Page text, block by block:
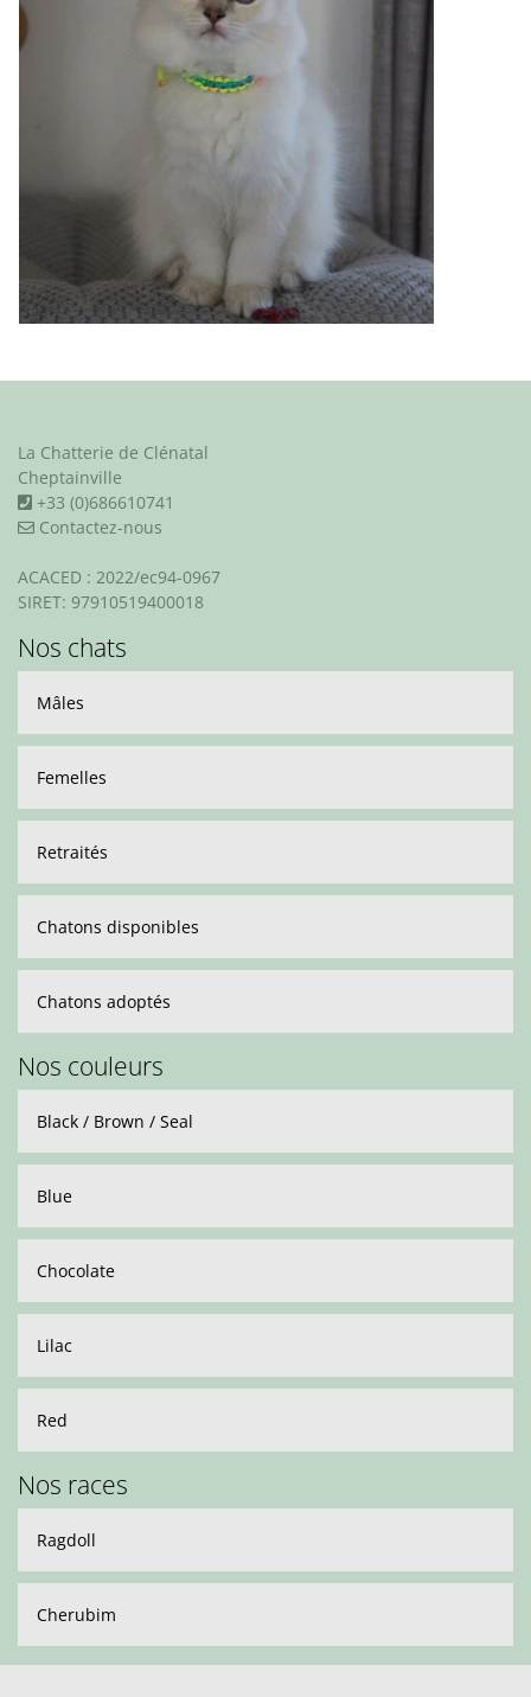
La Chatterie de Clénatal
Cheptainville
+33 (0)686610741
Contactez-nous
ACACED : 2022/ec94-0967
SIRET: 97910519400018
Nos chats
Mâles
Femelles
Retraités
Chatons disponibles
Chatons adoptés
Nos couleurs
Black / Brown / Seal
Blue
Chocolate
Lilac
Red
Nos races
Ragdoll
Cherubim